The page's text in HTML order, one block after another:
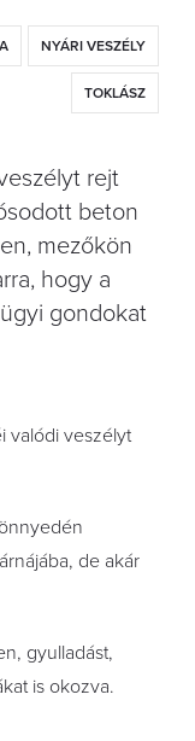
NYÁRI VESZÉLY
TOKLÁSZ
rejt
beton
mezőkön
hogy a
gondokat
valódi veszélyt
de akár
gyulladást,
is okozva.